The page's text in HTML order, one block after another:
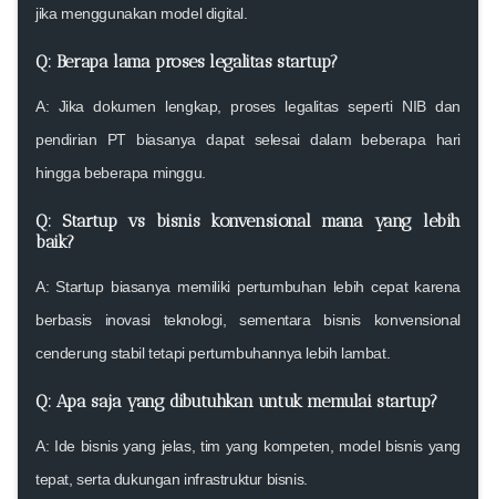
jika menggunakan model digital.
Q: Berapa lama proses legalitas startup?
A: Jika dokumen lengkap, proses legalitas seperti NIB dan
pendirian PT biasanya dapat selesai dalam beberapa hari
hingga beberapa minggu.
Q: Startup vs bisnis konvensional mana yang lebih
baik?
A: Startup biasanya memiliki pertumbuhan lebih cepat karena
berbasis inovasi teknologi, sementara bisnis konvensional
cenderung stabil tetapi pertumbuhannya lebih lambat.
Q: Apa saja yang dibutuhkan untuk memulai startup?
A: Ide bisnis yang jelas, tim yang kompeten, model bisnis yang
tepat, serta dukungan infrastruktur bisnis.